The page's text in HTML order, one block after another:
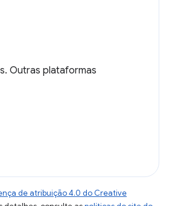
Outras plataformas
de atribuição 4.0 do Creative